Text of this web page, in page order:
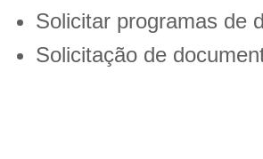
Solicitar programas de
Solicitação de